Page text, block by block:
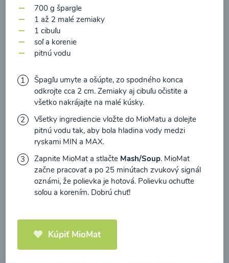
Brokolicové cappuccino
Načítať ďalšie
Kaše
700 g špargle
1 až 2 malé zemiaky
1 cibuľu
soľ a korenie
pitnú vodu
Špagľu umyte a ošúpte, zo spodného konca
odkrojte cca 2 cm. Zemiaky aj cibuľu očistite a
všetko nakrájajte na malé kúsky.
Všetky ingrediencie vložte do MioMatu a dolejte
pitnú vodu tak, aby bola hladina vody medzi
ryskami MIN a MAX.
Zapnite MioMat a stlačte Mash/Soup. MioMat
začne pracovať a po 25 minútach zvukový signál
oznámi, že polievka je hotová. Polievku ochuťte
soľou a korením. Dobrú chuť!
Kúpiť MioMat
prečítal(a)informácie o Ochrane osobných
údajova súhlasím s nimi.